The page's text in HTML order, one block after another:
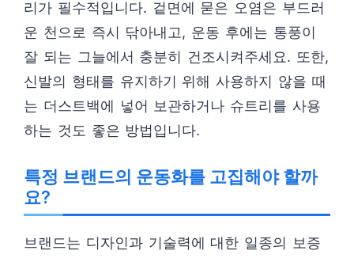
리가 필수적입니다. 겉면에 묻은 오염은 부드러
운 천으로 즉시 닦아내고, 운동 후에는 통풍이
잘 되는 그늘에서 충분히 건조시켜주세요. 또한,
신발의 형태를 유지하기 위해 사용하지 않을 때
는 더스트백에 넣어 보관하거나 슈트리를 사용
하는 것도 좋은 방법입니다.
특정 브랜드의 운동화를 고집해야 할까
요?
브랜드는 디자인과 기술력에 대한 일종의 보증